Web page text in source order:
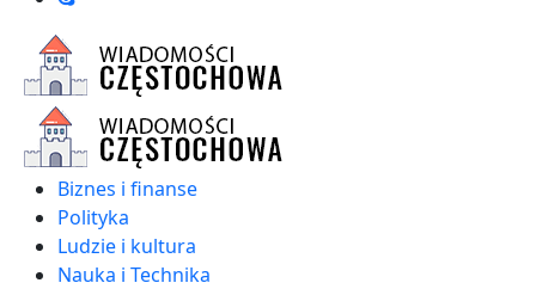
Biznes i finanse
Polityka
Ludzie i kultura
Nauka i Technika